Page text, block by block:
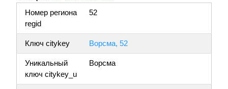
Номер региона
regid
52
Ключ citykey Ворсма, 52
Уникальный
ключ citykey_u
Ворсма